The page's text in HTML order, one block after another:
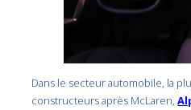
Dans le secteur automobile, la
constructeurs après McLaren,